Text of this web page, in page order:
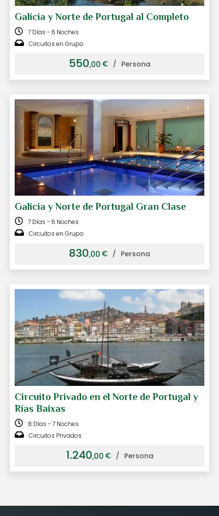
Galicia y Norte de Portugal al Completo
7 Días - 6 Noches
Circuitos en Grupo
550,00 € / Persona
Galicia y Norte de Portugal Gran Clase
7 Días - 6 Noches
Circuitos en Grupo
830,00 € / Persona
Circuito Privado en el Norte de Portugal y
Rías Baixas
8 Días - 7 Noches
Circuitos Privados
1.240,00 € / Persona